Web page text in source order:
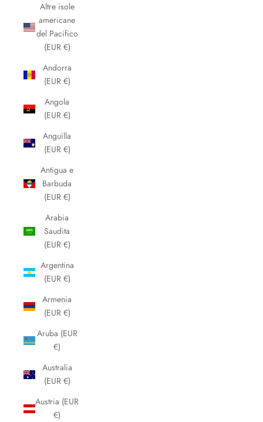
Altre isole
americane
del Pacifico
(EUR €)
Andorra
(EUR €)
Angola
(EUR €)
Anguilla
(EUR €)
Antigua e
Barbuda
(EUR €)
Arabia
Saudita
(EUR €)
Argentina
(EUR €)
Armenia
(EUR €)
Aruba (EUR
€)
Australia
(EUR €)
Austria (EUR
€)